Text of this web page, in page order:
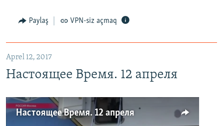
Paylaş VPN-siz açmaq
Aprel 12, 2017
Настоящее Время. 12 апреля
Настоящее Время. 12 апреля